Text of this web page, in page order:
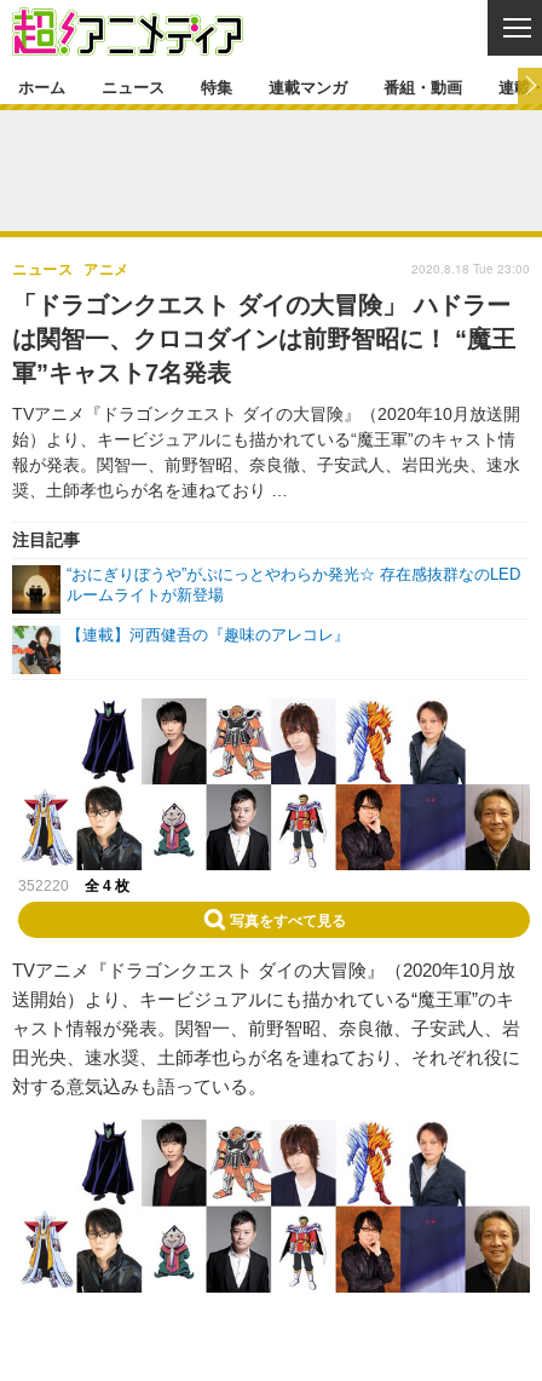
ゲーム・アプリ マンガ
グッズ イベント
声優
舞台 新帝スタ
特集一覧 カバー
ラキりす
連載マンガ
連載マンガ一覧 連載一覧
番組・動画
番組・動画一覧 ラジオ
動画
連載・ブログ
連載・ブログ一覧
編集部ブログ・お知らせ
ホーム ニュース 特集 連載マンガ 番組・動画 連載
「ドラゴンクエスト ダイの大冒険」 ハドラー
は関智一、クロコダインは前野智昭に！ “魔王
軍”キャスト7名発表
TVアニメ『ドラゴンクエスト ダイの大冒険』（2020年10月放送開
始）より、キービジュアルにも描かれている“魔王軍”のキャスト情
報が発表。関智一、前野智昭、奈良徹、子安武人、岩田光央、速水
奨、土師孝也らが名を連ねており …
ニュース アニメ
注目記事
“おにぎりぼうや”がぷにっとやわらか発光☆ 存在感抜群なのLED
ルームライトが新登場
【連載】河西健吾の『趣味のアレコレ』
2020.8.18 Tue 23:00
352220 全 4 枚
写真をすべて見る
TVアニメ『ドラゴンクエスト ダイの大冒険』（2020年10月放
送開始）より、キービジュアルにも描かれている“魔王軍”のキ
ャスト情報が発表。関智一、前野智昭、奈良徹、子安武人、岩
田光央、速水奨、土師孝也らが名を連ねており、それぞれ役に
対する意気込みも語っている。